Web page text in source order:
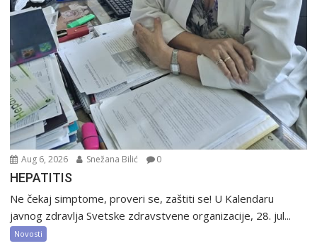
Aug 6, 2026 Snežana Bilić 0
HEPATITIS
Ne čekaj simptome, proveri se, zaštiti se! U Kalendaru
javnog zdravlja Svetske zdravstvene organizacije, 28. jul...
Novosti